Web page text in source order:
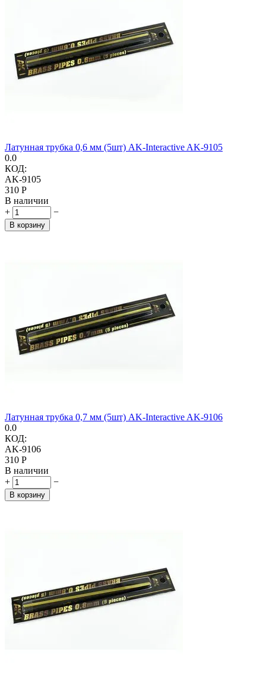
Латунная трубка 0,6 мм (5шт) AK-Interactive AK-9105
0.0
КОД:
AK-9105
‍310‍ Р
В наличии
+
−
В корзину
Латунная трубка 0,7 мм (5шт) AK-Interactive AK-9106
0.0
КОД:
AK-9106
‍310‍ Р
В наличии
+
−
В корзину